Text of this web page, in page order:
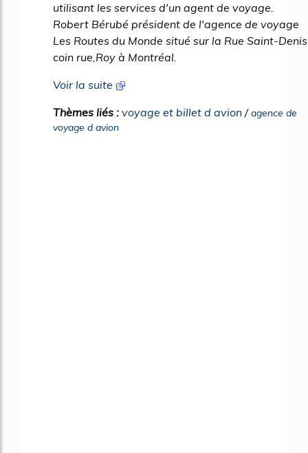
utilisant les services d'un agent de voyage.
Robert Bérubé président de l'agence de voyage
Les Routes du Monde situé sur la Rue Saint-Denis
coin rue,Roy à Montréal.
Voir la suite
Thèmes liés : voyage et billet d avion /agence de
voyage d avion